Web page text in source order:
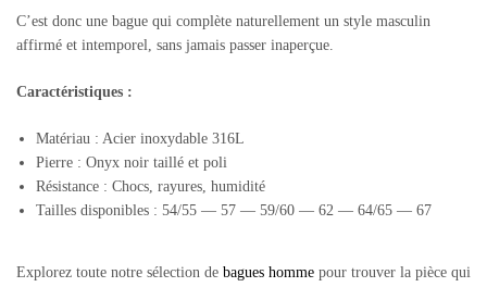
C’est donc une bague qui complète naturellement un style masculin
affirmé et intemporel, sans jamais passer inaperçue.
Caractéristiques :
Matériau : Acier inoxydable 316L
Pierre : Onyx noir taillé et poli
Résistance : Chocs, rayures, humidité
Tailles disponibles : 54/55 — 57 — 59/60 — 62 — 64/65 — 67
Explorez toute notre sélection de bagues homme pour trouver la pièce qui